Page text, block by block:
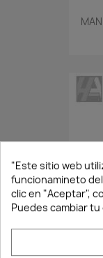
"Este sitio web
funcionamineto
clic en "Aceptar",
Puedes cambiar